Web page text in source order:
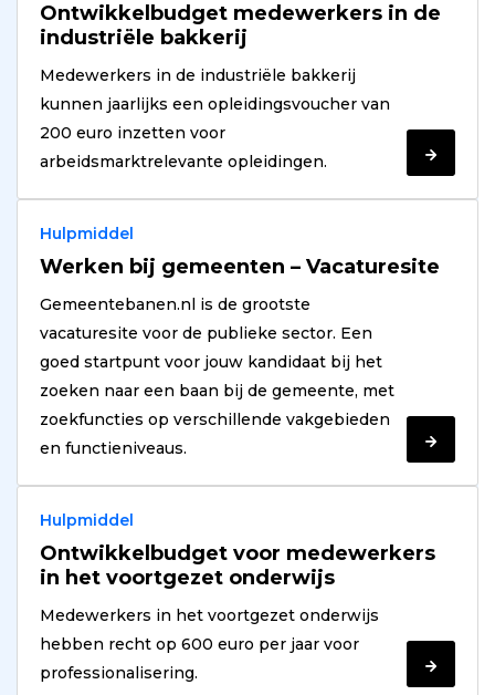
Ontwikkelbudget medewerkers in de
industriële bakkerij
Medewerkers in de industriële bakkerij
kunnen jaarlijks een opleidingsvoucher van
200 euro inzetten voor
arbeidsmarktrelevante opleidingen.
Verder
lezen
Hulpmiddel
Werken bij gemeenten – Vacaturesite
Gemeentebanen.nl is de grootste
vacaturesite voor de publieke sector. Een
goed startpunt voor jouw kandidaat bij het
zoeken naar een baan bij de gemeente, met
zoekfuncties op verschillende vakgebieden
en functieniveaus.
Verder
lezen
Hulpmiddel
Ontwikkelbudget voor medewerkers
in het voortgezet onderwijs
Medewerkers in het voortgezet onderwijs
hebben recht op 600 euro per jaar voor
professionalisering.
Verder
lezen